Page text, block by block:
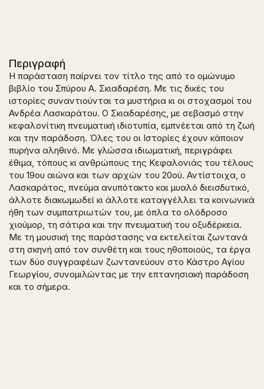
Περιγραφή
Η παράσταση παίρνει τον τίτλο της από το ομώνυμο
βιβλίο του Σπύρου Α. Σκιαδαρέση. Με τις δικές του
ιστορίες συναντιούνται τα μυστήρια κι οι στοχασμοί του
Ανδρέα Λασκαράτου. Ο Σκιαδαρέσης, με σεβασμό στην
κεφαλονίτικη πνευματική ιδιοτυπία, εμπνέεται από τη ζωή
και την παράδοση. Όλες του οι Ιστορίες έχουν κάποιον
πυρήνα αληθινό. Με γλώσσα ιδιωματική, περιγράφει
έθιμα, τόπους κι ανθρώπους της Κεφαλονιάς του τέλους
του 19ου αιώνα και των αρχών του 20ού. Αντίστοιχα, ο
Λασκαράτος, πνεύμα ανυπότακτο και μυαλό διεισδυτικό,
άλλοτε διακωμωδεί κι άλλοτε καταγγέλλει τα κοινωνικά
ήθη των συμπατριωτών του, με όπλα το ολόδροσο
χιούμορ, τη σάτιρα και την πνευματική του οξυδέρκεια.
Με τη μουσική της παράστασης να εκτελείται ζωντανά
στη σκηνή από τον συνθέτη και τους ηθοποιούς, τα έργα
των δύο συγγραφέων ζωντανεύουν στο Κάστρο Αγίου
Γεωργίου, συνομιλώντας με την επτανησιακή παράδοση
και το σήμερα.